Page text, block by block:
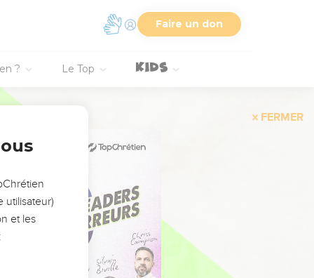
Faire un don
? Le Top
FERMER
utilisateur)
et les